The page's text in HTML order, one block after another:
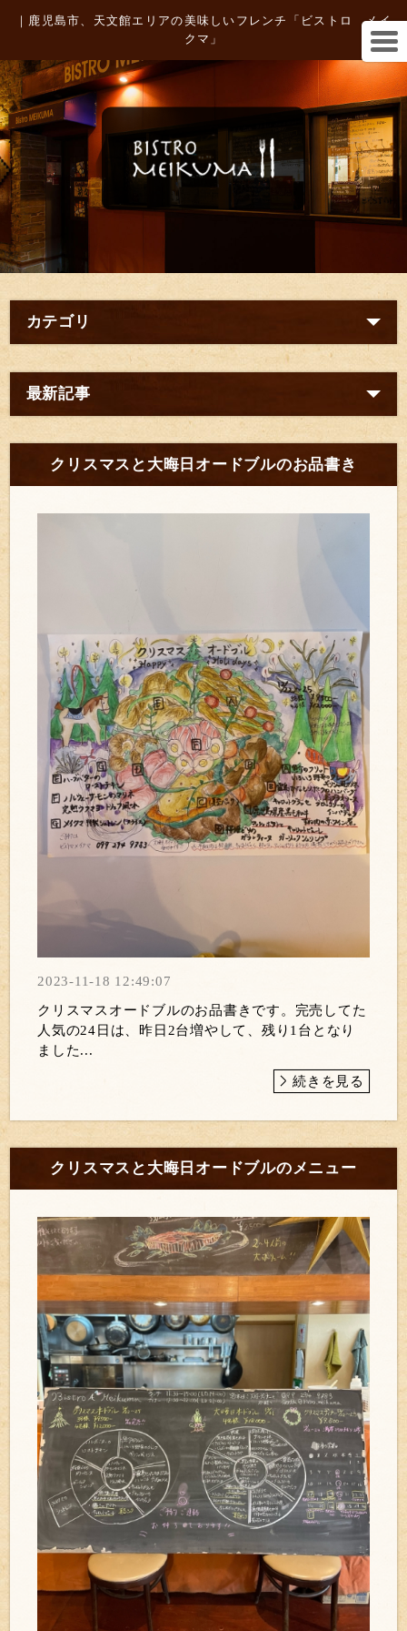
｜鹿児島市、天文館エリアの美味しいフレンチ「ビストロ メイ
クマ」
カテゴリ
最新記事
クリスマスと大晦日オードブルのお品書き
2023-11-18 12:49:07
クリスマスオードブルのお品書きです。完売してた
人気の24日は、昨日2台増やして、残り1台となり
ました...
続きを見る
クリスマスと大晦日オードブルのメニュー